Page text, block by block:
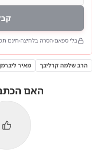
בלי ספאם הסרה בלחיצה חינם
הרב שלמה קרליבך מאיר
האם